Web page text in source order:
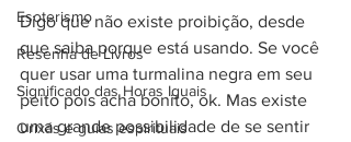
Esoterismo
Resenha de Livros
Significado das Horas Iguais
Orixás e guias espirituais
Digo que não existe proibição, desde
que saiba porque está usando. Se você
quer usar uma turmalina negra em seu
peito pois acha bonito, ok. Mas existe
uma grande possibilidade de se sentir